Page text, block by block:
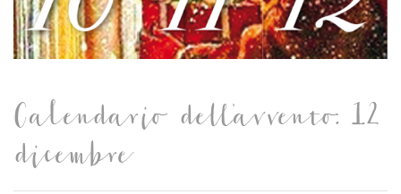
Calendario dell'avvento: 12
dicembre